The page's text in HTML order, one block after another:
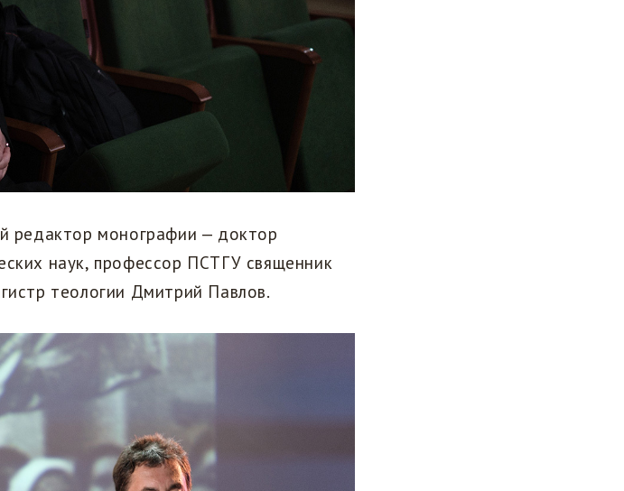
редактор монографии — доктор
наук, профессор ПСТГУ священник
теологии Дмитрий Павлов.